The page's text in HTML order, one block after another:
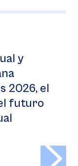
y
2026, el
futuro